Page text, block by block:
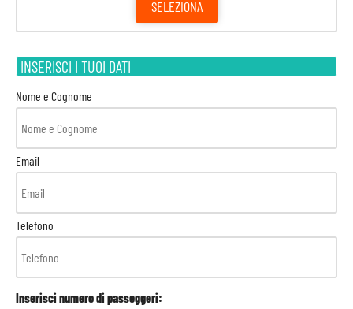
SELEZIONA
INSERISCI I TUOI DATI
Nome e Cognome
Email
Telefono
Inserisci numero di passeggeri: